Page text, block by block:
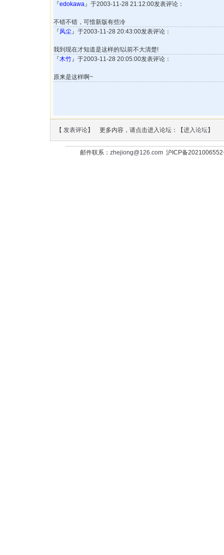
『edokawa』于2003-11-28 21:12:00发表评论：
不错不错，可惜新版有些冷
『风尘』于2003-11-28 20:43:00发表评论：
我到现在才知道是这样的!以前不大清楚!
『木竹』于2003-11-28 20:05:00发表评论：
原来是这样啊~
【 发表评论】 更多内容，请点击进入论坛：【进入论坛】
邮件联系： zhejiong@126.com沪ICP备